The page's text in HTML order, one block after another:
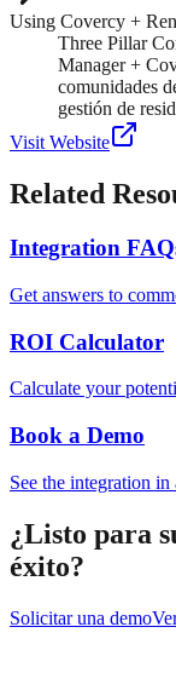
Using Covercy +
Three Pillar
Manager +
comunidades
gestión de
Visit Website
Related
Integration
Get answers to
ROI Calculator
Calculate your
Book a Demo
See the integration in
¿Listo para
éxito?
Solicitar una demo